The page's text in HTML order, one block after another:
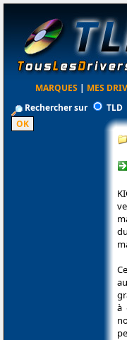
MARQUES | MES
Rechercher sur
TLD
à